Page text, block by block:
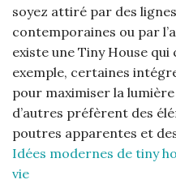
soyez attiré par des
contemporaines ou par
existe une Tiny House
exemple, certaines
pour maximiser la
d’autres préfèrent des
poutres apparentes et
Idées modernes de tiny
vie